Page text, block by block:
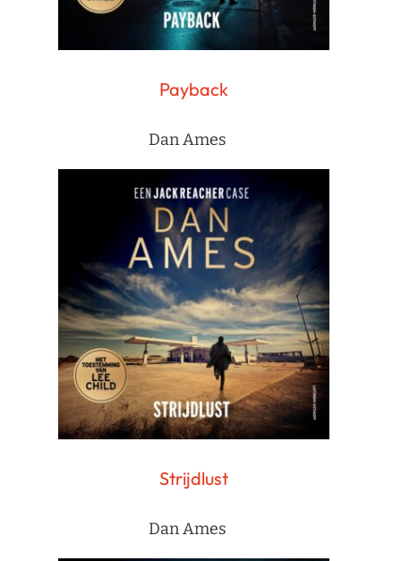
Payback
Dan Ames
Strijdlust
Dan Ames